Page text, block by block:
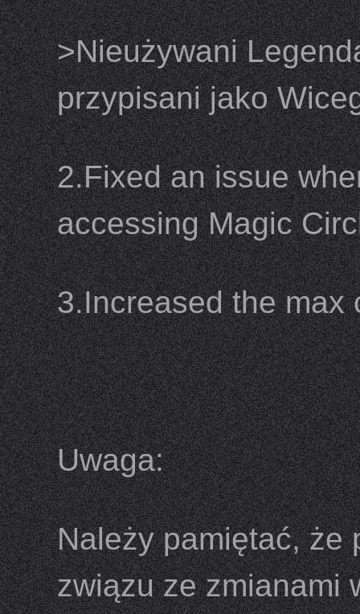
>Nieużywani
przypisani jako
2.Fixed an issue
accessing Magic
3.Increased the max
Uwaga:
Należy pamiętać, że
związu ze zmianami